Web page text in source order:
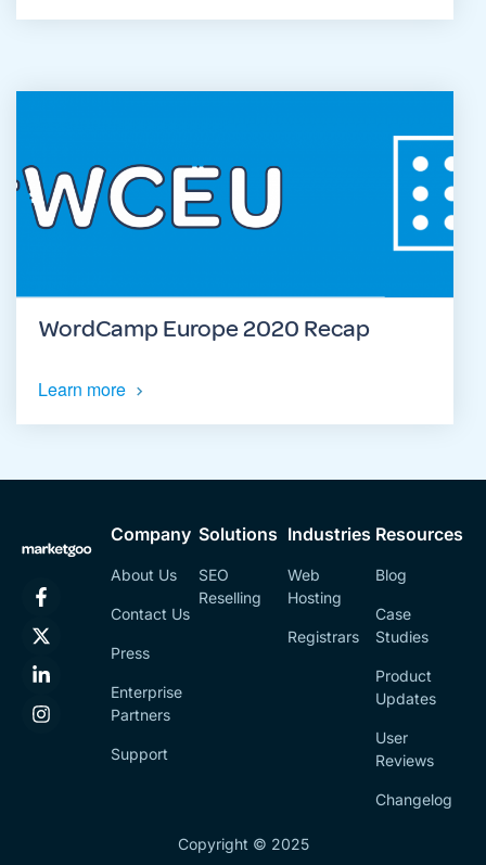
WordCamp Europe 2020 Recap
Learn more
Copyright © 2025
Company
About Us
Contact Us
Press
Enterprise
Partners
Support
Solutions
SEO
Reselling
Industries
Web
Hosting
Registrars
Resources
Blog
Case
Studies
Product
Updates
User
Reviews
Changelog